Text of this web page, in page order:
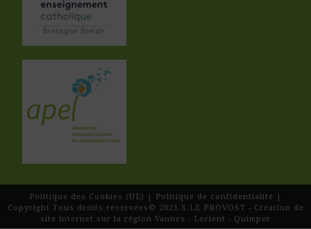
Politique des Cookies (UE) Politique de confidentialité
Copyright Tous droits réservées© 2021 S.LE PROVOST - Création de
site internet sur la région Vannes - Lorient - Quimper